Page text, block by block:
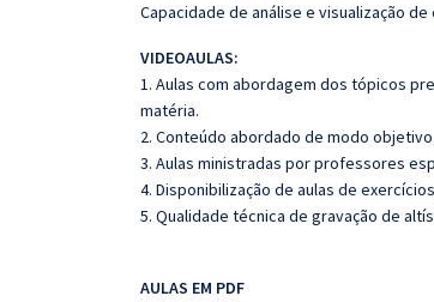
Capacidade de análise e visualização
VIDEOAULAS:
1. Aulas com abordagem dos tópicos
matéria.
2. Conteúdo abordado de modo
3. Aulas ministradas por professores
4. Disponibilização de aulas de
5. Qualidade técnica de gravação de
AULAS EM PDF